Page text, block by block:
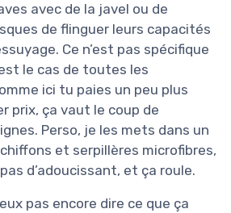
avec de la javel ou de
de flinguer leurs capacités
Ce n’est pas spécifique
le cas de toutes les
ici tu paies un peu plus
prix, ça vaut le coup de
Perso, je les mets dans un
et serpillères microfibres,
d’adoucissant, et ça roule.
pas encore dire ce que ça